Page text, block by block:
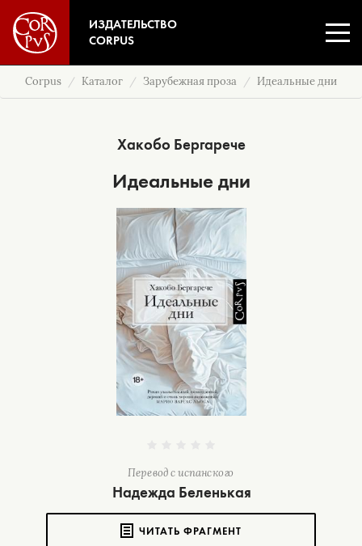
ИЗДАТЕЛЬСТВО
CORPUS
Corpus Каталог Зарубежная проза Идеальные дни
Хакобо Бергарече
Идеальные дни
Перевод с испанского
Надежда Беленькая
ЧИТАТЬ ФРАГМЕНТ